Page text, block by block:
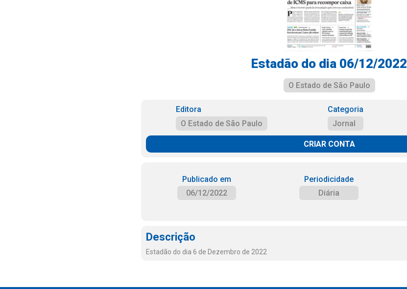
Estadão do dia 06/12/2022
O Estado de São Paulo
Editora
O Estado de São Paulo
Categoria
Jornal
CRIAR CONTA
Publicado em
06/12/2022
Periodicidade
Diária
Descrição
Estadão do dia 6 de Dezembro de 2022